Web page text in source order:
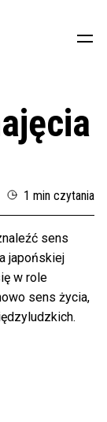
1 min czytania
sens
japońskiej
w role
sens życia,